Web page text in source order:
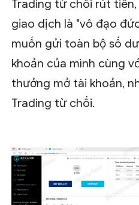
Trading từ chối rút
giao dịch là "vô đạo
muốn gửi toàn bộ số
khoản của mình cùng
thưởng mở tài khoản,
Trading từ chối.